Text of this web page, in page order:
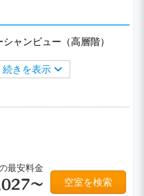
ャンビュー（高層階）
続きを表示
最安料金
～ 空室を検索